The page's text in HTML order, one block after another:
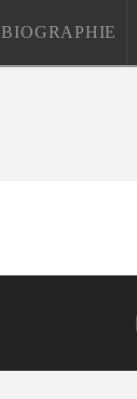
BIOGRAPHIE